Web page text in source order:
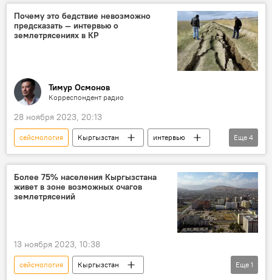
Происшествия
землетрясение
Почему это бедствие невозможно
предсказать — интервью о
землетрясениях в КР
Тимур Осмонов
Корреспондент радио
28 ноября 2023, 20:13
сейсмология Кыргызстан
интервью
разлом
Бишкек
небоскреб
землетрясение
Еще 4
Более 75% населения Кыргызстана
живет в зоне возможных очагов
землетрясений
13 ноября 2023, 10:38
сейсмология
Кыргызстан
Еще 1